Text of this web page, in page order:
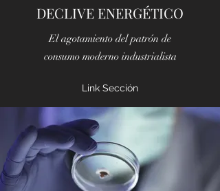
DECLIVE ENERGÉTICO
Link Sección